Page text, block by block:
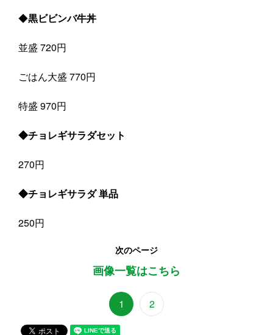
◆黒ビビンバ牛丼
並盛 720円
ごはん大盛 770円
特盛 970円
◆チョレギサラダセット
270円
◆チョレギサラダ 単品
250円
次のページ
画像一覧はこちら
1 2